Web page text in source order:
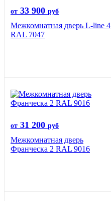
от 33 900 руб
Межкомнатная дверь L-line 4
RAL 7047
от 31 200 руб
Межкомнатная дверь
Франческа 2 RAL 9016